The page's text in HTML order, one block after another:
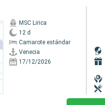
MSC Lirica
12 d
Camarote estándar
Venecia
17/12/2026